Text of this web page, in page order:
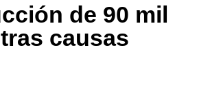
de 90 mil
causas